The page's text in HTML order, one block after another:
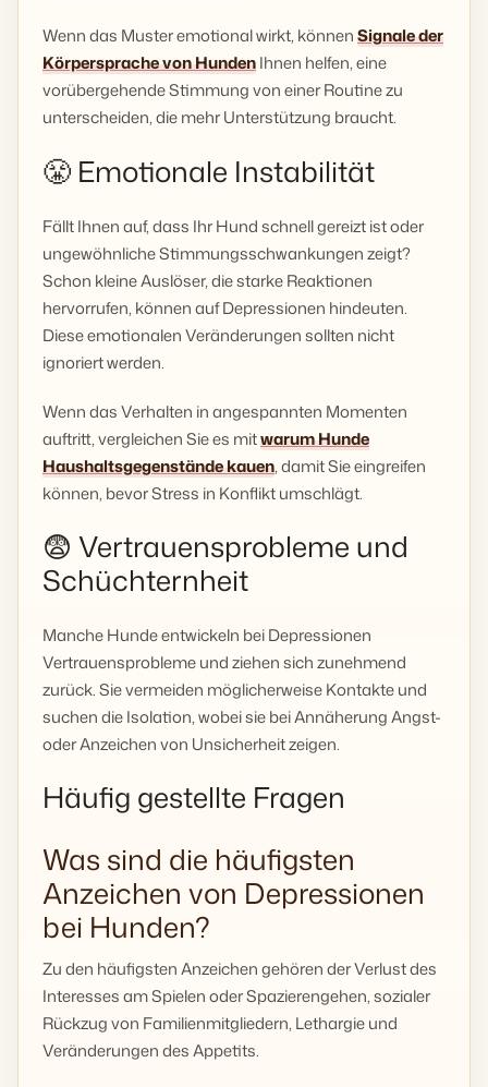
Wenn das Muster emotional wirkt, könnenSignale der
Körpersprache von HundenIhnen helfen, eine
vorübergehende Stimmung von einer Routine zu
unterscheiden, die mehr Unterstützung braucht.
😤 Emotionale Instabilität
Fällt Ihnen auf, dass Ihr Hund schnell gereizt ist oder
ungewöhnliche Stimmungsschwankungen zeigt?
Schon kleine Auslöser, die starke Reaktionen
hervorrufen, können auf Depressionen hindeuten.
Diese emotionalen Veränderungen sollten nicht
ignoriert werden.
Wenn das Verhalten in angespannten Momenten
auftritt, vergleichen Sie es mitwarum Hunde
Haushaltsgegenstände kauen, damit Sie eingreifen
können, bevor Stress in Konflikt umschlägt.
😨 Vertrauensprobleme und
Schüchternheit
Manche Hunde entwickeln bei Depressionen
Vertrauensprobleme und ziehen sich zunehmend
zurück. Sie vermeiden möglicherweise Kontakte und
suchen die Isolation, wobei sie bei Annäherung Angst-
oder Anzeichen von Unsicherheit zeigen.
Häufig gestellte Fragen
Was sind die häufigsten
Anzeichen von Depressionen
bei Hunden?
Zu den häufigsten Anzeichen gehören der Verlust des
Interesses am Spielen oder Spazierengehen, sozialer
Rückzug von Familienmitgliedern, Lethargie und
Veränderungen des Appetits.